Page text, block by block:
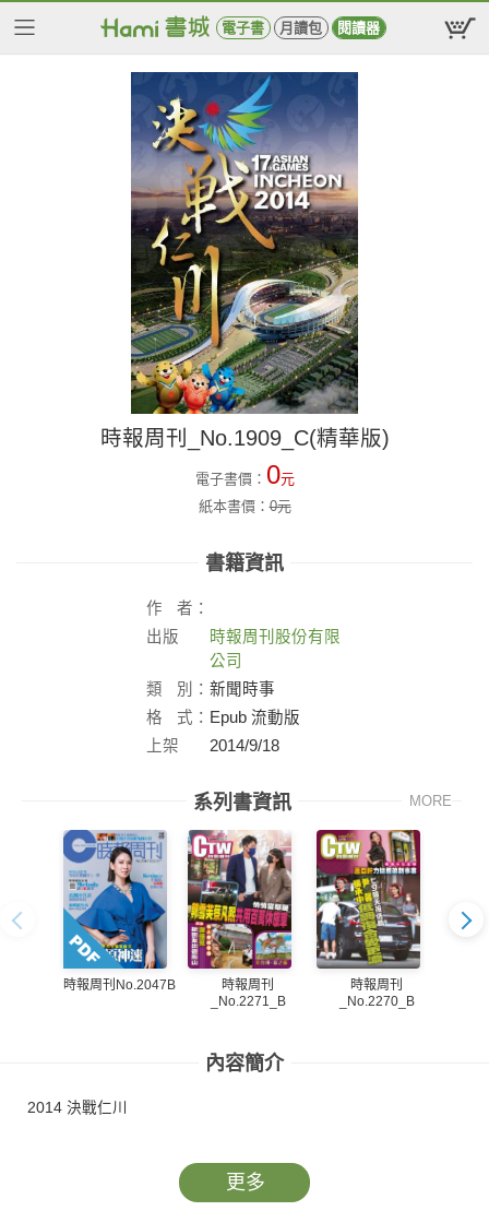
電子書 月讀包 閱讀器
時報周刊_No.1909_C(精華版)
電子書價： 0元
紙本書價：0元
書籍資訊
作
者：
出版
時報周刊股份有限
公司
類
別： 新聞時事
格
式： Epub 流動版
上架
2014/9/18
系列書資訊 MORE
時報周刊No.2047B
時報周刊
_No.2271_B
時報周刊
_No.2270_B
內容簡介
2014 決戰仁川
更多